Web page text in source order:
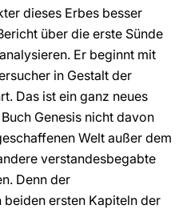
dieses Erbes besser
über die erste Sünde
Er beginnt mit
in Gestalt der
Das ist ein ganz neues
Genesis nicht davon
Welt außer dem
verstandesbegabte
Denn der
ersten Kapiteln der